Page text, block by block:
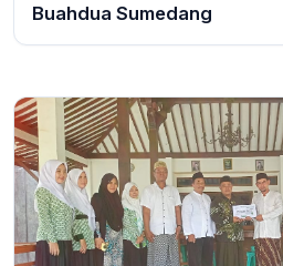
Buahdua Sumedang